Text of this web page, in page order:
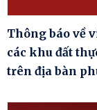
Thông báo về
các khu đất
trên địa bàn